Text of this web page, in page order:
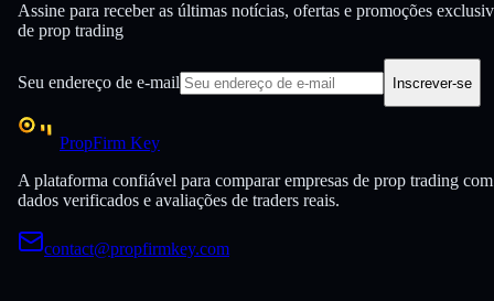
Assine para receber as últimas notícias, ofertas e promoções
de prop trading
Seu endereço de e-mail Inscrever-se
PropFirm Key
A plataforma confiável para comparar empresas de prop trading com
dados verificados e avaliações de traders reais.
contact@propfirmkey.com